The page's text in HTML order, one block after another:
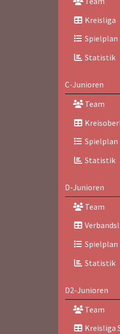
Kreisliga
Spielplan
Statistik
C-Junioren
Team
Spielplan
Statistik
D-Junioren
Team
Spielplan
Statistik
D2-Junioren
Team
Kreisliga